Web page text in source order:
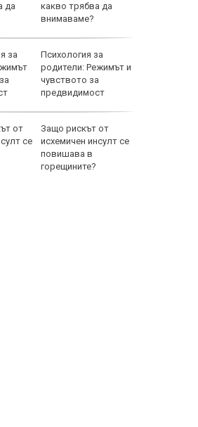
какво трябва да
внимаваме?
Психология за
родители: Режимът и
чувството за
предвидимост
Защо рискът от
исхемичен инсулт се
повишава в
горещините?